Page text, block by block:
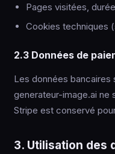
Pages visitées,
Cookies techniques
2.3 Données de
Les données
generateur-image.ai ne
Stripe est conservé
3. Utilisation des